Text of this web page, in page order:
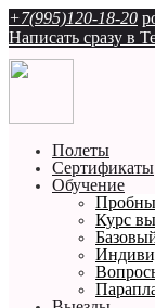
+7(995)120-18-20
Написать сразу в
Полеты
Сертификаты
Обучение
Курс